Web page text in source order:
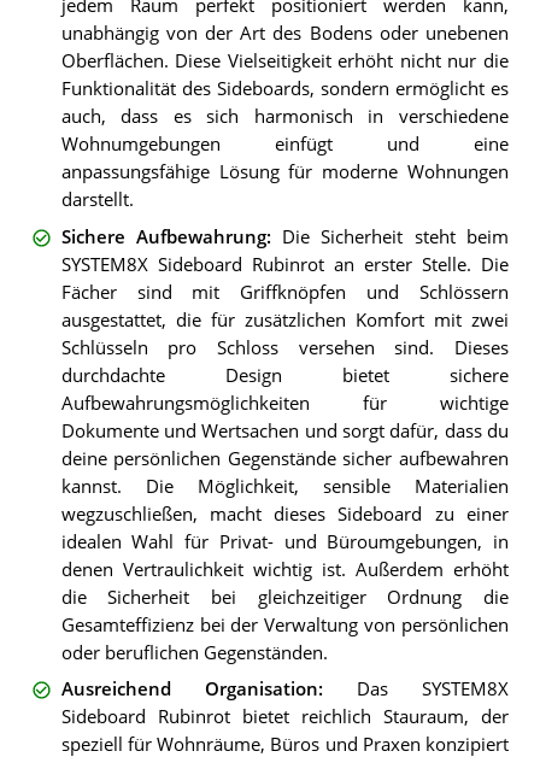
jedem Raum perfekt positioniert werden kann,
unabhängig von der Art des Bodens oder unebenen
Oberflächen. Diese Vielseitigkeit erhöht nicht nur die
Funktionalität des Sideboards, sondern ermöglicht es
auch, dass es sich harmonisch in verschiedene
Wohnumgebungen einfügt und eine
anpassungsfähige Lösung für moderne Wohnungen
darstellt.
Sichere Aufbewahrung: Die Sicherheit steht beim
SYSTEM8X Sideboard Rubinrot an erster Stelle. Die
Fächer sind mit Griffknöpfen und Schlössern
ausgestattet, die für zusätzlichen Komfort mit zwei
Schlüsseln pro Schloss versehen sind. Dieses
durchdachte Design bietet sichere
Aufbewahrungsmöglichkeiten für wichtige
Dokumente und Wertsachen und sorgt dafür, dass du
deine persönlichen Gegenstände sicher aufbewahren
kannst. Die Möglichkeit, sensible Materialien
wegzuschließen, macht dieses Sideboard zu einer
idealen Wahl für Privat- und Büroumgebungen, in
denen Vertraulichkeit wichtig ist. Außerdem erhöht
die Sicherheit bei gleichzeitiger Ordnung die
Gesamteffizienz bei der Verwaltung von persönlichen
oder beruflichen Gegenständen.
Ausreichend Organisation: Das SYSTEM8X
Sideboard Rubinrot bietet reichlich Stauraum, der
speziell für Wohnräume, Büros und Praxen konzipiert